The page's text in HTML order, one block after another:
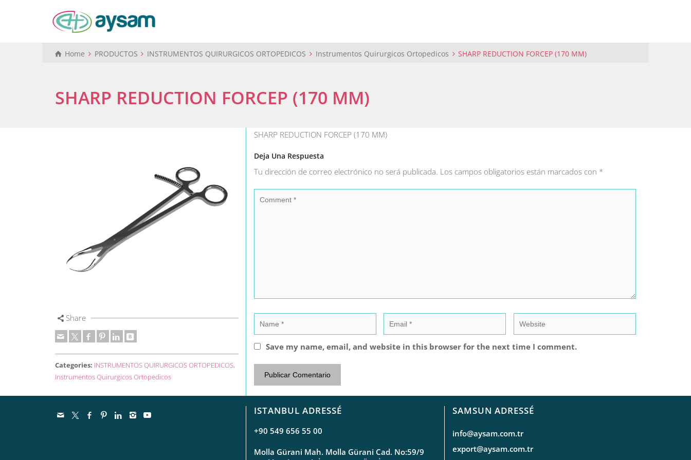
Home PRODUCTOS INSTRUMENTOS QUIRURGICOS ORTOPEDICOS Instrumentos Quirurgicos Ortopedicos SHARP REDUCTION FORCEP (170 MM)
SHARP REDUCTION FORCEP (170 MM)
Share
Categories: INSTRUMENTOS QUIRURGICOS ORTOPEDICOS,
Instrumentos Quirurgicos Ortopedicos
SHARP REDUCTION FORCEP (170 MM)
Deja Una Respuesta
Tu dirección de correo electrónico no será publicada. Los campos obligatorios están marcados con *
Save my name, email, and website in this browser for the next time I comment.
ISTANBUL ADRESSÉ
+90 549 656 55 00
Molla Gürani Mah. Molla Gürani Cad. No:59/9
SAMSUN ADRESSÉ
info@aysam.com.tr
export@aysam.com.tr